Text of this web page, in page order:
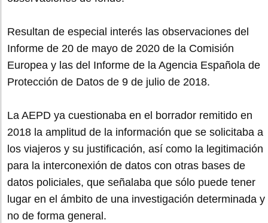
Resultan de especial interés las observaciones del
Informe de 20 de mayo de 2020 de la Comisión
Europea y las del Informe de la Agencia Española de
Protección de Datos de 9 de julio de 2018.
La AEPD ya cuestionaba en el borrador remitido en
2018 la amplitud de la información que se solicitaba a
los viajeros y su justificación, así como la legitimación
para la interconexión de datos con otras bases de
datos policiales, que señalaba que sólo puede tener
lugar en el ámbito de una investigación determinada y
no de forma general.